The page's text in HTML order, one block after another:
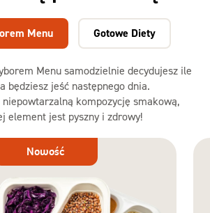
Menu samodzielnie decydujesz ile
będziesz jeść następnego dnia.
niepowtarzalną kompozycję smakową,
element jest pyszny i zdrowy!
Menu Gotowe Diety
Nowość